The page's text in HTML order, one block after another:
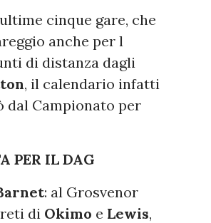
cinque gare, che
anche per l
di distanza dagli
, il calendario infatti
dal Campionato per
PER IL DAG
: al Grosvenor
di Okimo e Lewis,